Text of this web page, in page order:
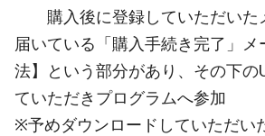
購入後に登録していただいた
届いている「購入手続き完了」
法】という部分があり、その下の
ていただきプログラムへ参加
※予めダウンロードしていただい